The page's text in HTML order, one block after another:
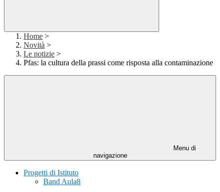
Home >
Novità >
Le notizie >
Pfas: la cultura della prassi come risposta alla contaminazione
Menu di
navigazione
Progetti di Istituto
Band Aula8